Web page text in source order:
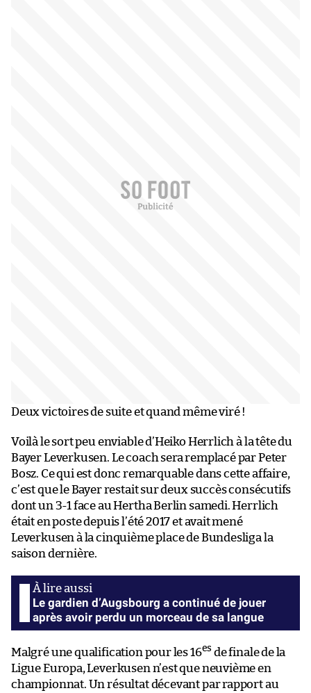
Deux victoires de suite et quand même viré !
Voilà le sort peu enviable d’Heiko Herrlich à la tête du
Bayer Leverkusen. Le coach sera remplacé par Peter
Bosz. Ce qui est donc remarquable dans cette affaire,
c’est que le Bayer restait sur deux succès consécutifs
dont un 3-1 face au Hertha Berlin samedi. Herrlich
était en poste depuis l’été 2017 et avait mené
Leverkusen à la cinquième place de Bundesliga la
saison dernière.
Le gardien d’Augsbourg a continué de jouer
après avoir perdu un morceau de sa langue
Malgré une qualification pour les 16es de finale de la
Ligue Europa, Leverkusen n’est que neuvième en
championnat. Un résultat décevant par rapport au